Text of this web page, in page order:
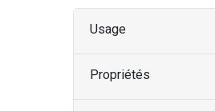
Usage
Propriétés